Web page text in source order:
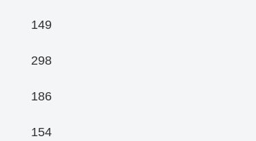
149
298
186
154